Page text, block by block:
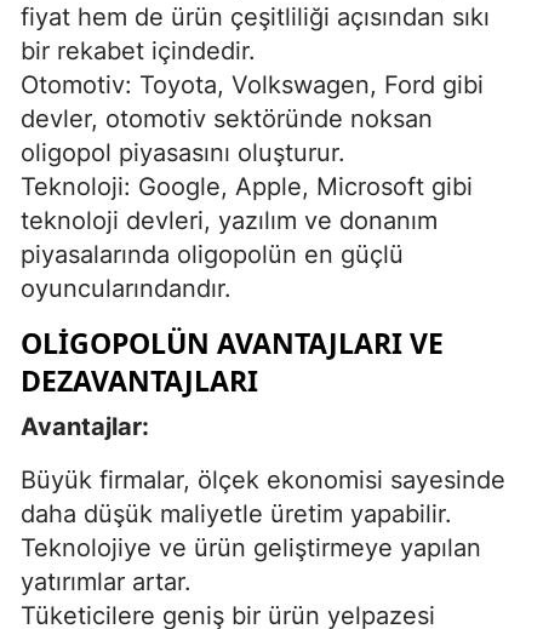
fiyat hem de ürün çeşitliliği açısından sıkı
bir rekabet içindedir.
Otomotiv: Toyota, Volkswagen, Ford gibi
devler, otomotiv sektöründe noksan
oligopol piyasasını oluşturur.
Teknoloji: Google, Apple, Microsoft gibi
teknoloji devleri, yazılım ve donanım
piyasalarında oligopolün en güçlü
oyuncularındandır.
OLIGOPOLÜN AVANTAJLARI VE
DEZAVANTAJLARI
Avantajlar:
Büyük firmalar, ölçek ekonomisi sayesinde
daha düşük maliyetle üretim yapabilir.
Teknolojiye ve ürün geliştirmeye yapılan
yatırımlar artar.
Tüketicilere geniş bir ürün yelpazesi